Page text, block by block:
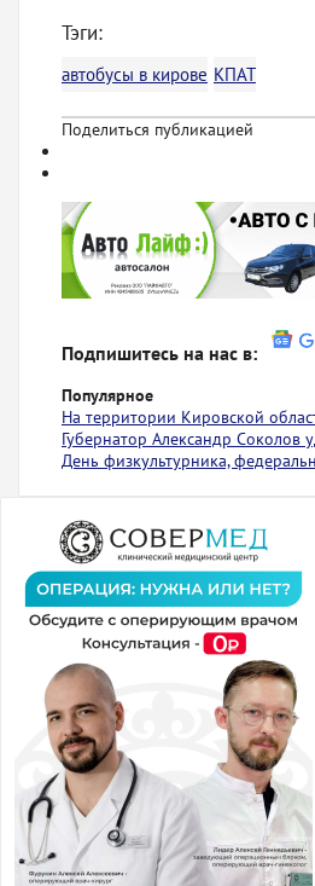
Тэги:
автобусы в кирове КПАТ
Поделиться публикацией
Подпишитесь на нас в:
Популярное
На территории Кировской
Губернатор Александр Соколов
День физкультурника,